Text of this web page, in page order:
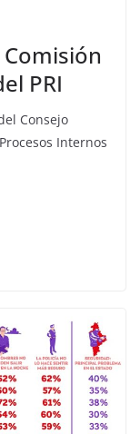
PRI
Consejo
Internos